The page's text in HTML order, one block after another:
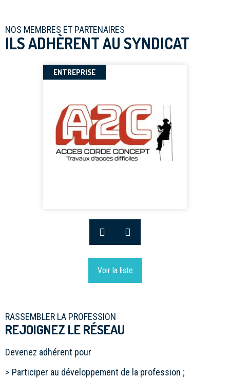
NOS MEMBRES ET PARTENAIRES
ILS ADHÈRENT AU SYNDICAT
ENTREPRISE
Voir la liste
RASSEMBLER LA PROFESSION
REJOIGNEZ LE RÉSEAU
Devenez adhérent pour
Participer au développement de la profession ;